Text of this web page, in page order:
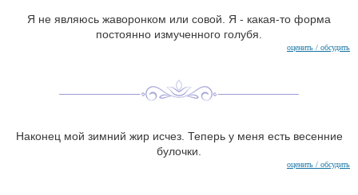
Я не являюсь жаворонком или совой. Я - какая-то форма
постоянно измученного голубя.
оценить / обсудить
Наконец мой зимний жир исчез. Теперь у меня есть весенние
булочки.
оценить / обсудить